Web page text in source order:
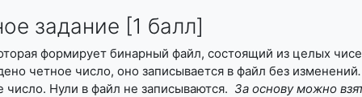
задание [1 балл]
формирует бинарный файл, состоящий из целых
четное число, оно записывается в файл без изменений.
число. Нули в файл не записываются. За основу можно